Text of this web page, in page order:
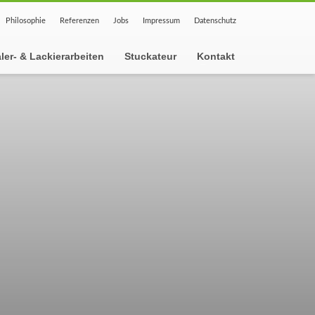
Philosophie Referenzen Jobs Impressum Datenschutz
& Lackierarbeiten Stuckateur Kontakt